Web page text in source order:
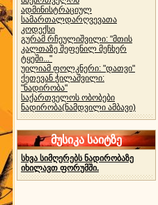
ადმინისტრაციულ
სამართალდარღვევათა
კოდექსი
გურამ რჩეულიშვილი: "მთის
კალთაზე შეფენილ მეჩხერ
ტყეში..."
უილიამ ფოლკნერი: "დათვი"
ქეთევან ჭილაშვილი:
"ნადირობა"
საქართველოს ობობები
ნადირობა(ნამდვილი ამბავი)
მუსიკა საიტზე
სხვა სიმღერებს ნადირობაზე
იხილავთ ფორუმში.